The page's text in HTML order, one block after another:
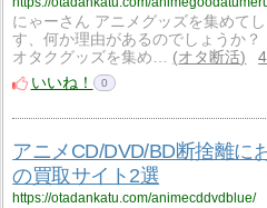
にゃーさん アニメグッズを集めてし
す、何か理由があるのでしょうか？
オタクグッズを集め…
オタ断活
いいね！
0
アニメCD/DVD/BD断捨離に
の買取サイト2選
https://otadankatu.com/animecddvdblue/